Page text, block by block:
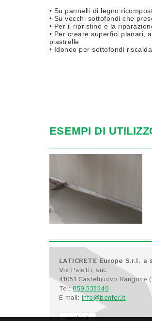
• Su pannelli di legno
• Su vecchi sottofondi che
• Per il ripristino e la
• Per creare superfici planari,
piastrelle
• Idoneo per sottofondi
ESEMPI DI
LATICRETE Europe S.r.l. a
Via Paletti, snc
41051 Castelnuovo Rangone
Tel:059.535540
E-mail:info@benfer.it